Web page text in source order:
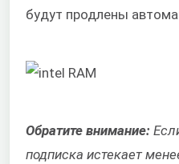
будут продлены
Обратите внимание:
подписка истекает